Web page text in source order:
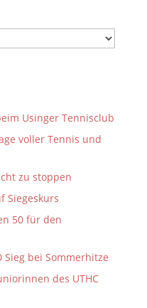
Usinger Tennisclub
voller Tennis und
zu stoppen
Siegeskurs
50 für den
Sieg bei Sommerhitze
des UTHC